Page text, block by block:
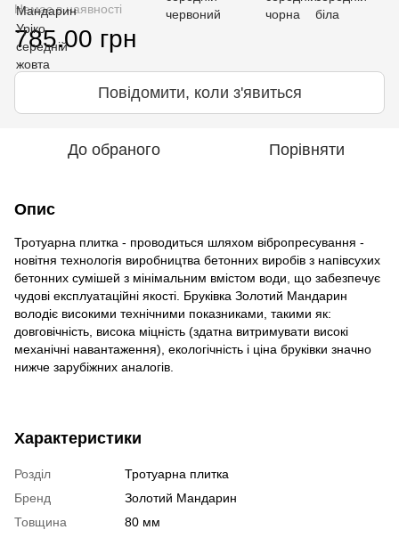
Немає в наявності
785.00 грн
Повідомити, коли з'явиться
До обраного Порівняти
Опис
Тротуарна плитка - проводиться шляхом вібропресування -
новітня технологія виробництва бетонних виробів з напівсухих
бетонних сумішей з мінімальним вмістом води, що забезпечує
чудові експлуатаційні якості. Бруківка Золотий Мандарин
володіє високими технічними показниками, такими як:
довговічність, висока міцність (здатна витримувати високі
механічні навантаження), екологічність і ціна бруківки значно
нижче зарубіжних аналогів.
Характеристики
Розділ
Тротуарна плитка
Бренд
Золотий Мандарин
Товщина
80 мм